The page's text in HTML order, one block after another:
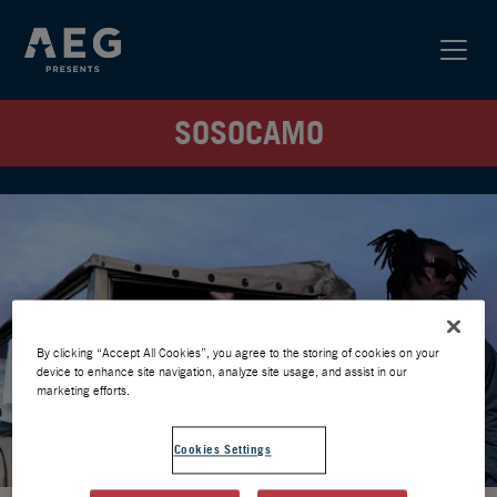
SOSOCAMO
By clicking “Accept All Cookies”, you agree to the storing of cookies on your
device to enhance site navigation, analyze site usage, and assist in our
marketing efforts.
Cookies Settings